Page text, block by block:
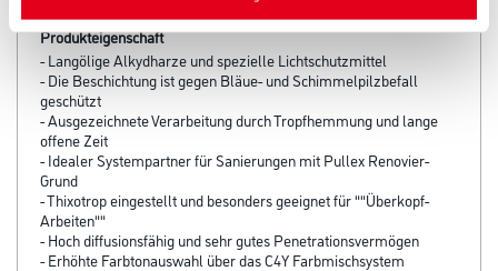
Produkteigenschaft
- Langölige Alkydharze und spezielle Lichtschutzmittel
- Die Beschichtung ist gegen Bläue- und Schimmelpilzbefall
geschützt
- Ausgezeichnete Verarbeitung durch Tropfhemmung und lange
offene Zeit
- Idealer Systempartner für Sanierungen mit Pullex Renovier-
Grund
- Thixotrop eingestellt und besonders geeignet für ""Überkopf-
Arbeiten""
- Hoch diffusionsfähig und sehr gutes Penetrationsvermögen
- Erhöhte Farbtonauswahl über das C4Y Farbmischsystem